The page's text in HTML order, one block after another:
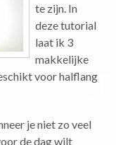
te zijn. In
deze tutorial
laat ik 3
makkelijke
voor halflang
je niet zo veel
de dag wilt